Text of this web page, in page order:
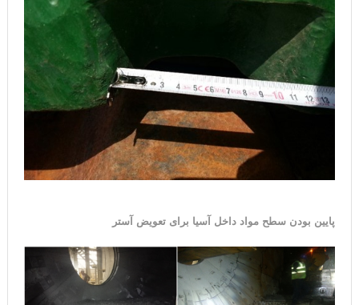
پایین بودن سطح مواد داخل آسیا برای تعویض آستر